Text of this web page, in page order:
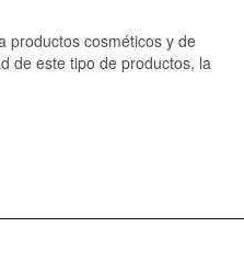
productos cosméticos y de
de este tipo de productos, la